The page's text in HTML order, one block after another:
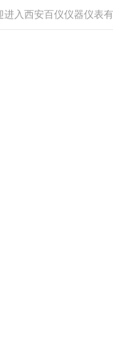
进入西安百仪仪器仪表